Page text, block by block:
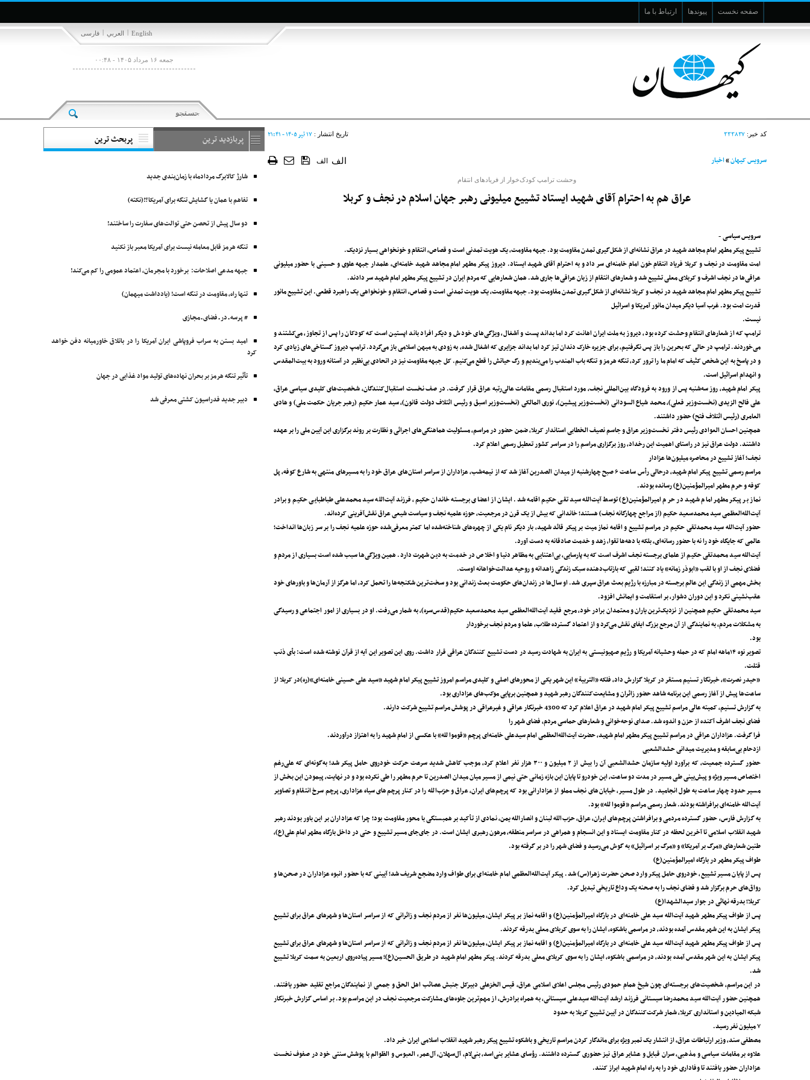
صفحه نخست پیوندها ارتباط با ما
فارسی | العربي | English
جمعه ۱۶ مرداد ۱۴۰۵ - ۰۰:۴۸
کد خبر: ۳۳۳۸۳۷ تاریخ انتشار :۱۷ تير ۱۴۰۵ - ۲۱:۴۱
سرویس کیهان»اخبار الف الف
وحشت ترامپ کودک‌خوار از فریادهای انتقام
عراق هم به احترام آقای شهید ایستاد تشییع میلیونی رهبر جهان اسلام در نجف و کربلا
سرویس سیاسی -
تشییع پیکر مطهر امام مجاهد شهید در عراق نشانه‌ای از شکل‌گیری تمدن مقاومت بود. جبهه‌ مقاومت، یک هویت تمدنی است و قصاص، انتقام و خونخواهی بسیار نزدیک.
امت مقاومت در نجف و کربلا فریاد انتقام خون امام خامنه‌ای سر داد و به احترام آقای شهید ایستاد. دیروز پیکر مطهر امام مجاهد شهید خامنه‌ای، علمدار جبهه علوی و حسینی با حضور میلیونی
عراقی‌ها در نجف اشرف و کربلای معلی تشییع شد و شعارهای انتقام از زبان عراقی‌ها جاری شد. همان شعارهایی که مردم ایران در تشییع پیکر مطهر امام شهید سر دادند.
تشییع پیکر مطهر امام مجاهد شهید در نجف و کربلا نشانه‌ای از شکل‌گیری تمدن مقاومت بود. جبهه‌ مقاومت، یک هویت تمدنی است و قصاص، انتقام و خونخواهی یک راهبرد قطعی. این تشییع مانور
قدرت امت بود. غرب آسیا دیگر میدان مانور آمریکا و اسرائیل
نیست.
ترامپ که از شعارهای انتقام وحشت کرده بود، دیروز به ملت ایران اهانت کرد اما بداند پست و آشغال، ویژگی‌های خودش و دیگر افراد باند اپستین است که کودکان را پس از تجاوز، می‌کشتند و
می‌خوردند. ترامپ در حالی‌ که بحرین را باز پس نگرفتیم، برای جزیره خارک دندان تیز کرد اما بداند جزایری که اشغال شده، به زودی به میهن اسلامی باز می‌گردد. ترامپ دیروز گستاخی‌های زیادی کرد
و در پاسخ به این شخص کثیف که امام ما را ترور کرد، تنگه هرمز و تنگه باب المندب را می‌بندیم و رگ حیاتش را قطع می‌کنیم. کل جبهه مقاومت نیز در اتحادی بی‌نظیر در آستانه ورود به بیت‌المقدس
و انهدام اسرائیل است.
پیکر امام شهید، روز سه‌شنبه پس از ورود به فرودگاه بین‌المللی نجف، مورد استقبال رسمی مقامات عالی‌رتبه عراق قرار گرفت. در صف نخست استقبال‌کنندگان، شخصیت‌های کلیدی سیاسی عراق،
علی فالح الزیدی (نخست‌وزیر فعلی)، محمد شیاع السودانی (نخست‌وزیر پیشین)، نوری المالکی (نخست‌وزیر اسبق و رئیس ائتلاف دولت قانون)، سید عمار حکیم (رهبر جریان حکمت ملی) و ‌هادی
العامری (رئیس ائتلاف فتح) حضور داشتند.
همچنین احسان العوادی رئیس دفتر نخست‌وزیر عراق و جاسم نصیف الخطابی استاندار کربلا، ضمن حضور در مراسم، مسئولیت هماهنگی‌های اجرائی و نظارت بر روند برگزاری این آیین ملی را بر عهده
داشتند. دولت عراق نیز در راستای اهمیت این رخداد، روز برگزاری مراسم را در سراسر کشور تعطیل رسمی اعلام کرد.
نجف؛ آغاز تشییع در محاصره میلیون‌ها عزادار
مراسم رسمی تشییع پیکر امام شهید، درحالی رأس ساعت ۶ صبح چهارشنبه از میدان الصدرین آغاز شد که از نیمه‌شب، عزاداران از سراسر استان‌های عراق خود را به مسیرهای منتهی به شارع کوفه، پل
کوفه و حرم مطهر امیرالمؤمنین(ع) رسانده بودند.
نماز بر پیکر مطهر امام شهید در حرم امیرالمؤمنین(ع) توسط آیت‌الله سید تقی حکیم اقامه شد. ایشان از اعضای برجسته خاندان حکیم، فرزند آیت‌الله سید محمدعلی طباطبایی حکیم و برادر
آیت‌الله‌العظمی سید محمدسعید حکیم (از مراجع چهارگانه نجف) هستند؛ خاندانی که بیش از یک قرن در مرجعیت، حوزه علمیه نجف و سیاست شیعی عراق نقش‌آفرینی کرده‌اند.
حضور آیت‌الله سید محمدتقی حکیم در مراسم تشییع و اقامه نماز میت بر پیکر قائد شهید، بار دیگر نام یکی از چهره‌های شناخته‌شده اما کمتر معرفی‌شده حوزه علمیه نجف را بر سر زبان‌ها انداخت؛
عالمی که جایگاه خود را نه با حضور رسانه‌ای، بلکه با دهه‌ها تقوا، زهد و خدمت صادقانه به دست آورد.
آیت‌الله سید محمدتقی حکیم از علمای برجسته نجف اشرف است که به پارسایی، بی‌اعتنایی به مظاهر دنیا و اخلاص در خدمت به دین شهرت دارد. همین ویژگی‌ها سبب شده است بسیاری از مردم و
فضلای نجف از او با لقب «ابوذر زمانه» یاد کنند؛ لقبی که بازتاب‌دهنده سبک زندگی زاهدانه و روحیه عدالت‌خواهانه اوست.
بخش مهمی از زندگی این عالم برجسته در مبارزه با رژیم بعث عراق سپری شد. او سال‌ها در زندان‌های حکومت بعث زندانی بود و سخت‌ترین شکنجه‌ها را تحمل کرد، اما هرگز از آرمان‌ها و باورهای خود
عقب‌نشینی نکرد و این دوران دشوار، بر استقامت و ایمانش افزود.
سید محمدتقی حکیم همچنین از نزدیک‌ترین یاران و معتمدان برادر خود، مرجع فقید آیت‌الله‌العظمی سید محمدسعید حکیم(قدس‌سره)، به شمار می‌رفت. او در بسیاری از امور اجتماعی و رسیدگی
به مشکلات مردم، به نمایندگی از آن مرجع بزرگ ایفای نقش می‌کرد و از اعتماد گسترده طلاب، علما و مردم نجف برخوردار
بود.
تصویر نوه ۱۴ماهه امام که در حمله وحشیانه آمریکا و رژیم صهیونیستی به ایران به شهادت رسید در دست تشییع کنندگان عراقی قرار داشت. روی این تصویر این آیه از قرآن نوشته شده است: بأی ذنب
قتلت.
«حیدر نصرت»، خبرنگار تسنیم مستقر در کربلا گزارش داد، فلکه «التربیة» این شهر یکی از محورهای اصلی و کلیدی مراسم امروز تشییع پیکر امام شهید «سید علی حسینی خامنه‌ای»(ره)در کربلا از
ساعت‌ها پیش از آغاز رسمی این برنامه شاهد حضور زائران و مشایعت‌کنندگان رهبر شهید و همچنین برپایی موکب‌های عزاداری بود.
به گزارش تسنیم، کمیته عالی مراسم تشییع پیکر امام شهید در عراق اعلام کرد که 4300 خبرنگار عراقی و غیرعراقی در پوشش مراسم تشییع شرکت دارند.
فضای نجف اشرف آکنده از حزن و اندوه شد. صدای نوحه‌خوانی و شعارهای حماسی مردم، فضای شهر را
فرا گرفت. عزاداران عراقی در مراسم تشییع پیکر مطهر امام شهید، حضرت آیت‌الله‌العظمی امام سیدعلی خامنه‌ای پرچم «قوموا لله» با عکسی از امام شهید را به اهتزاز درآوردند.
ازدحام بی‌سابقه و مدیریت میدانی حشد‌الشعبی
حضور گسترده جمعیت، که برآورد اولیه سازمان حشد‌الشعبی آن را بیش از ۲ میلیون و ۳۰۰ هزار نفر اعلام کرد، موجب کاهش شدید سرعت حرکت خودروی حامل پیکر شد؛ به‌گونه‌ای که علی‌رغم
اختصاص مسیر ویژه و پیش‌بینی طی مسیر در مدت دو ساعت، این خودرو تا پایان این بازه زمانی حتی نیمی از مسیر میان میدان الصدرین تا حرم مطهر را طی نکرده بود و در نهایت، پیمودن این بخش از
مسیر حدود چهار ساعت به طول انجامید. در طول مسیر، خیابان‌های نجف مملو از عزادارانی بود که پرچم‌های ایران، عراق و حزب‌الله را در کنار پرچم‌های سیاه عزاداری، پرچم سرخ انتقام و تصاویر
آیت‌الله خامنه‌ای برافراشته بودند. شعار رسمی مراسم «قوموا لله» بود.
به گزارش فارس، حضور گسترده مردمی و برافراشتن پرچم‌های ایران، عراق، حزب‌الله لبنان و انصارالله یمن، نمادی از تأکید بر همبستگی با محور مقاومت بود؛ چرا که عزاداران بر این باور بودند رهبر
شهید انقلاب اسلامی تا آخرین لحظه در کنار مقاومت ایستاد و این انسجام و همراهی در سراسر منطقه، مرهون رهبری ایشان است. در جای‌جای مسیر تشییع و حتی در داخل بارگاه مطهر امام علی(ع)،
طنین شعارهای «مرگ بر آمریکا» و «مرگ بر اسرائیل» به گوش می‌رسید و فضای شهر را در بر گرفته بود.
طواف پیکر مطهر در بارگاه امیرالمؤمنین(ع)
پس از پایان مسیر تشییع، خودروی حامل پیکر وارد صحن حضرت زهرا(س) شد. پیکر آیت‌الله‌العظمی امام خامنه‌ای برای طواف وارد مضجع شریف شد؛ آیینی که با حضور انبوه عزاداران در صحن‌ها و
رواق‌های حرم برگزار شد و فضای نجف را به صحنه یک وداع تاریخی تبدیل کرد.
کربلا؛ بدرقه نهائی در جوار سیدالشهدا(ع)
پس از طواف پیکر مطهر شهید آیت‌الله سید علی خامنه‌ای در بارگاه امیرالمؤمنین‌(ع) و اقامه نماز بر پیکر ایشان، میلیون‌ها نفر از مردم نجف و زائرانی که از سراسر استان‌ها و شهرهای عراق برای تشییع
پیکر ایشان به این شهر مقدس آمده بودند، در مراسمی باشکوه، ایشان را به سوی کربلای معلی بدرقه کردند.
پس از طواف پیکر مطهر شهید آیت‌الله سید علی خامنه‌ای در بارگاه امیرالمؤمنین‌(ع) و اقامه نماز بر پیکر ایشان، میلیون‌ها نفر از مردم نجف و زائرانی که از سراسر استان‌ها و شهرهای عراق برای تشییع
پیکر ایشان به این شهر مقدس آمده بودند، در مراسمی باشکوه، ایشان را به سوی کربلای معلی بدرقه کردند. پیکر مطهر امام شهید در طریق الحسین(ع)؛ مسیر پیاده‌روی اربعین به سمت کربلا تشییع
شد.
در این مراسم، شخصیت‌های برجسته‌ای چون شیخ همام حمودی رئیس‌ مجلس اعلای اسلامی عراق، قیس الخزعلی دبیرکل جنبش عصائب اهل الحق و جمعی از نمایندگان مراجع تقلید حضور یافتند.
همچنین حضور آیت‌الله سید محمدرضا سیستانی فرزند ارشد آیت‌الله سیدعلی سیستانی، به همراه برادرش، از مهم‌ترین جلوه‌های مشارکت مرجعیت نجف در این مراسم بود. بر اساس گزارش خبرنگار
شبکه المیادین و استانداری کربلا، شمار شرکت‌کنندگان در آیین تشییع کربلا به حدود
۷ میلیون نفر رسید.
مصطفی سند، وزیر ارتباطات عراق، از انتشار یک تمبر ویژه برای ماندگار کردن مراسم تاریخی و باشکوه تشییع پیکر رهبر شهید انقلاب اسلامی ایران خبر داد.
علاوه‌ بر مقامات سیاسی و مذهبی، سران قبایل و عشایر عراق نیز حضوری گسترده داشتند. رؤسای عشایر بنی‌اسد، بنی‌لام، آل‌سهلان، آل‌عمر، العبوس و الظوالم با پوشش سنتی خود در صفوف نخست
عزاداران حضور یافتند تا وفاداری خود را به راه امام شهید ابراز کنند.
پربازدید ترین پربحث ترین
شارژ کالابرگ مردادماه با زمان‌بندی جدید
تفاهم با عمان یا گشایش تنگه برای آمریکا؟!(نکته)
دو سال پیش از تحصن حتی توالت‌های سفارت را ساختند!
تنگه هرمز قابل معامله نیست برای آمریکا معبر باز نکنید
جبهه مدعی اصلاحات: برخورد با مجرمان، اعتماد عمومی را کم می‌کند!
تنها راه، مقاومت در تنگه است! (یادداشت میهمان)
# پرسه ـ در ـ فضای ـ مجـازی
امید بستن به سراب فروپاشی ایران آمریکا را در باتلاق خاورمیانه دفن خواهد
کرد
تأثیر تنگه هرمز بر بحران نهاده‌های تولید مواد غذایی در جهان
دبیر جدید فدراسیون کشتی معرفی شد